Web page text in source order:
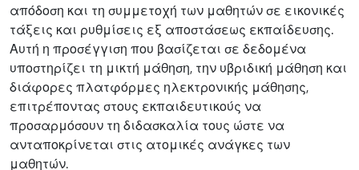
απόδοση και τη συμμετοχή των μαθητών σε εικονικές
τάξεις και ρυθμίσεις εξ αποστάσεως εκπαίδευσης.
Αυτή η προσέγγιση που βασίζεται σε δεδομένα
υποστηρίζει τη μικτή μάθηση, την υβριδική μάθηση και
διάφορες πλατφόρμες ηλεκτρονικής μάθησης,
επιτρέποντας στους εκπαιδευτικούς να
προσαρμόσουν τη διδασκαλία τους ώστε να
ανταποκρίνεται στις ατομικές ανάγκες των
μαθητών.